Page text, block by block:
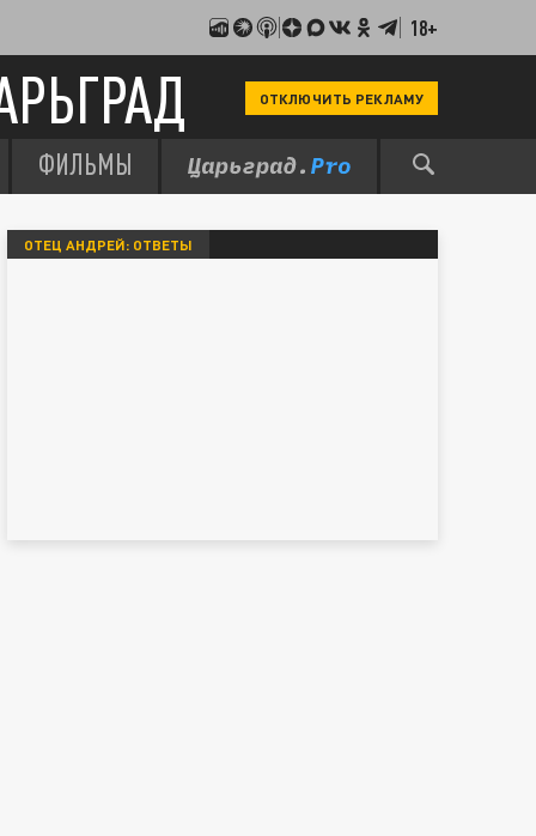
18+
ОТКЛЮЧИТЬ РЕКЛАМУ
ФИЛЬМЫ
ОТЕЦ АНДРЕЙ: ОТВЕТЫ